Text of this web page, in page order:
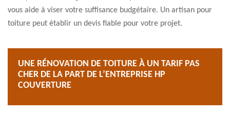
vous aide à viser votre suffisance budgétaire. Un artisan pour
toiture peut établir un devis fiable pour votre projet.
UNE RÉNOVATION DE TOITURE À UN TARIF PAS
CHER DE LA PART DE L’ENTREPRISE HP
COUVERTURE